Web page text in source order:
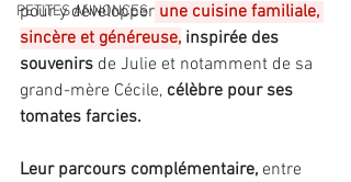
PETITES ANNONCES
pour y développer une cuisine familiale,
sincère et généreuse, inspirée des
souvenirs de Julie et notamment de sa
grand-mère Cécile, célèbre pour ses
tomates farcies.
Leur parcours complémentaire, entre